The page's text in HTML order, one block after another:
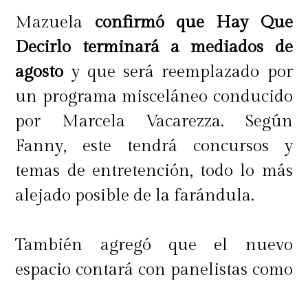
Mazuela confirmó que Hay Que
Decirlo terminará a mediados de
agosto y que será reemplazado por
un programa misceláneo conducido
por Marcela Vacarezza. Según
Fanny, este tendrá concursos y
temas de entretención, todo lo más
alejado posible de la farándula.
También agregó que el nuevo
espacio contará con panelistas como